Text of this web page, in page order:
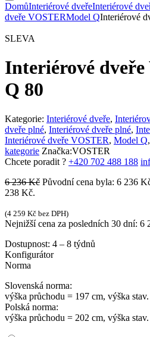
DomůInteriérové dveřeInteriérové
dveře VOSTERModel QInteriérové
SLEVA
Interiérové dveře
Q 80
Kategorie: Interiérové dveře,
dveře plné, Interiérové dveře plné,
Interiérové dveře VOSTER, Model Q,
kategorie Značka:VOSTER
Chcete poradit ? +420 702 488 188
6 236Kč Původní cena byla: 6 236
238 Kč.
(4 259 Kč bez DPH)
Nejnižší cena za posledních 30 dní: 6
Dostupnost: 4 – 8 týdnů
Konfigurátor
Norma
Slovenská norma:
výška průchodu = 197 cm, výška
Polská norma:
výška průchodu = 202 cm, výška